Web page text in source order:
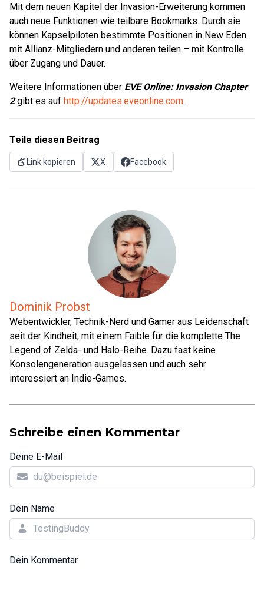
Mit dem neuen Kapitel der Invasion-Erweiterung kommen
auch neue Funktionen wie teilbare Bookmarks. Durch sie
können Kapselpiloten bestimmte Positionen in New Eden
mit Allianz-Mitgliedern und anderen teilen – mit Kontrolle
über Zugang und Dauer.
Weitere Informationen über EVE Online: Invasion Chapter
2gibt es auf http://updates.eveonline.com.
Teile diesen Beitrag
Link kopieren X Facebook
Dominik Probst
Webentwickler, Technik-Nerd und Gamer aus Leidenschaft
seit der Kindheit, mit einem Faible für die komplette The
Legend of Zelda- und Halo-Reihe. Dazu fast keine
Konsolengeneration ausgelassen und auch sehr
interessiert an Indie-Games.
Schreibe einen Kommentar
Deine E-Mail
Dein Name
Dein Kommentar